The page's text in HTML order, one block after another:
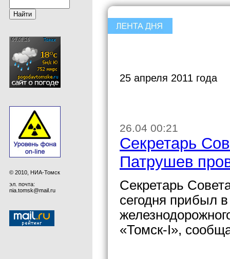
© 2010, НИА-Томск
эл. почта:
nia.tomsk@mail.ru
25 апреля 2011 года
26.04 00:21
Секретарь
Патрушев
Секретарь
сегодня прибыл
«Томск-I»,